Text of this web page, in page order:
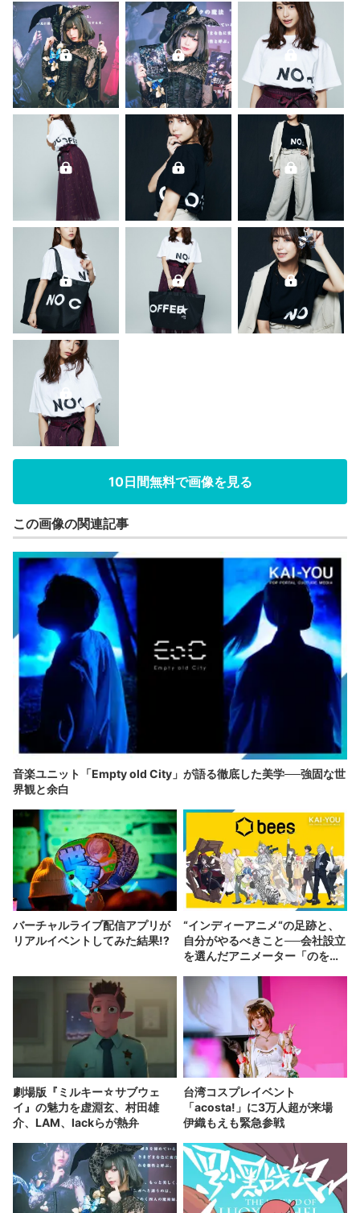
10日間無料で画像を見る
この画像の関連記事
音楽ユニット「Empty old City」が語る徹底した美学──強固な世
界観と余白
バーチャルライブ配信アプリが
リアルイベントしてみた結果!?
“インディーアニメ“の足跡と、
自分がやるべきこと──会社設立
を選んだアニメーター「のを
劇場版『ミルキー☆サブウェ
イ』の魅力を虚淵玄、村田雄
介、LAM、lackらが熱弁
台湾コスプレイベント
「acosta!」に3万人超が来場
伊織もえも緊急参戦